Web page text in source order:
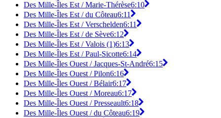
Des Mille-Îles Est / Marie-Thérèse6:10
Des Mille-Îles Est / du Côteau6:11
Des Mille-Îles Est / Verschelden6:11
Des Mille-Îles Est / de Sève6:12
Des Mille-Îles Est / Valois (1)6:13
Des Mille-Îles Est / Paul-Sicotte6:14
Des Mille-Îles Ouest / Jacques-St-André6:15
Des Mille-Îles Ouest / Pilon6:16
Des Mille-Îles Ouest / Bélair6:17
Des Mille-Îles Ouest / Moreau6:17
Des Mille-Îles Ouest / Presseault6:18
Des Mille-Îles Ouest / du Côteau6:19